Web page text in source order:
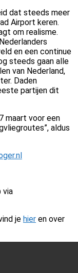
dat steeds meer
Airport keren.
om realisme.
en een continue
steeds gaan alle
van Nederland,
Daden
partijen dit
maart voor een
aldus
via
je hier en over